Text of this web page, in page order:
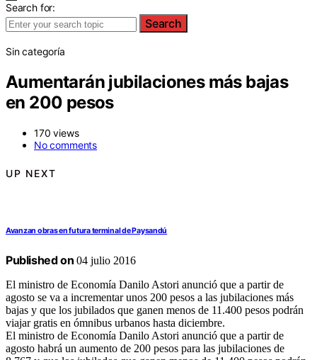
Search for:
Search
Sin categoría
Aumentarán jubilaciones más bajas
en 200 pesos
170 views
No comments
UP NEXT
Avanzan obras en futura terminal de Paysandú
Published on 04 julio 2016
El ministro de Economía Danilo Astori anunció que a partir de
agosto se va a incrementar unos 200 pesos a las jubilaciones más
bajas y que los jubilados que ganen menos de 11.400 pesos podrán
viajar gratis en ómnibus urbanos hasta diciembre.
El ministro de Economía Danilo Astori anunció que a partir de
agosto habrá un aumento de 200 pesos para las jubilaciones de